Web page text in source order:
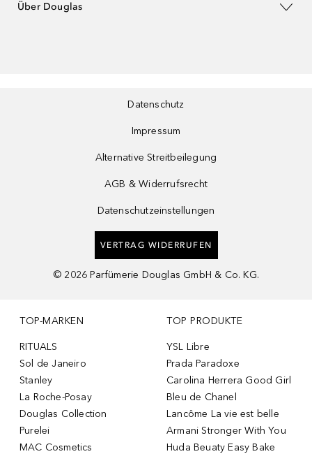
Über Douglas
Datenschutz
Impressum
Alternative Streitbeilegung
AGB & Widerrufsrecht
Datenschutzeinstellungen
VERTRAG WIDERRUFEN
© 2026 Parfümerie Douglas GmbH & Co. KG.
TOP-MARKEN
RITUALS
Sol de Janeiro
Stanley
La Roche-Posay
Douglas Collection
Purelei
MAC Cosmetics
TOP PRODUKTE
YSL Libre
Prada Paradoxe
Carolina Herrera Good Girl
Bleu de Chanel
Lancôme La vie est belle
Armani Stronger With You
Huda Beuaty Easy Bake